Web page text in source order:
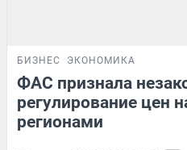
БИЗНЕС ЭКОНОМИКА
ФАС признала
регулирование цен
регионами